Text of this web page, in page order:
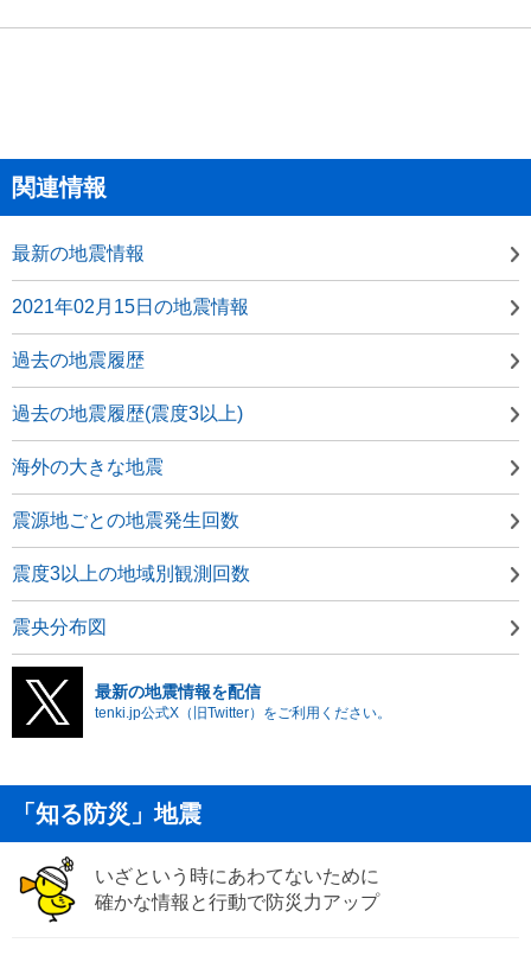
関連情報
最新の地震情報
2021年02月15日の地震情報
過去の地震履歴
過去の地震履歴(震度3以上)
海外の大きな地震
震源地ごとの地震発生回数
震度3以上の地域別観測回数
震央分布図
最新の地震情報を配信
tenki.jp公式X（旧Twitter）をご利用ください。
「知る防災」地震
いざという時にあわてないために
確かな情報と行動で防災力アップ